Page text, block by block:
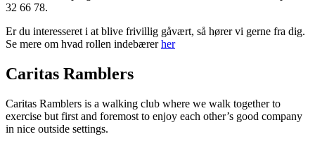
32 66 78.
Er du interesseret i at blive frivillig gåvært, så hører vi gerne fra dig.
Se mere om hvad rollen indebærerher
Caritas Ramblers
Caritas Ramblers is a walking club where we walk together to
exercise but first and foremost to enjoy each other’s good company
in nice outside settings.